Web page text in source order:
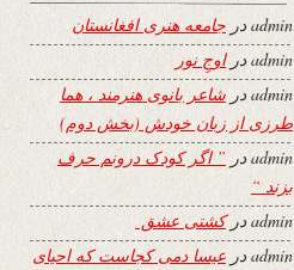
adminدر جامعه هنری افغانستان
adminدراوجِ نور
adminدر شاعر بانوی هنرمند ، هما
طرزی از زبان خودش (بخش دوم)
adminدر ” اگر کودک درونم حرف
بزند “
adminدرکشتی عشق
adminدر عیسا دمی کجاست که احیای